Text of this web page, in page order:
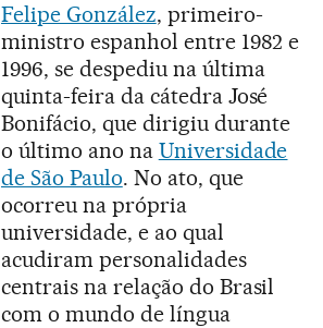
Felipe González, primeiro-
ministro espanhol entre 1982 e
1996, se despediu na última
quinta-feira da cátedra José
Bonifácio, que dirigiu durante
o último ano na Universidade
de São Paulo. No ato, que
ocorreu na própria
universidade, e ao qual
acudiram personalidades
centrais na relação do Brasil
com o mundo de língua